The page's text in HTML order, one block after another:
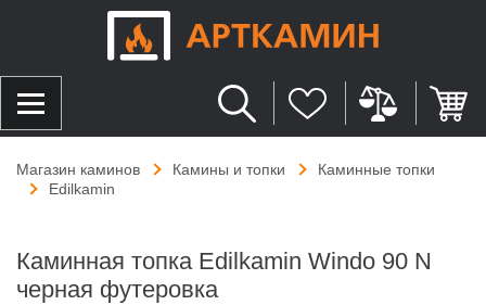
Магазин каминов Камины и топки
Каминные топки
Edilkamin
Каминная топка Edilkamin Windo 90 N
черная футеровка